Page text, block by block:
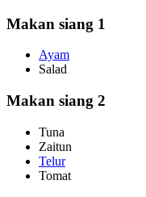
Makan siang 1
Ayam
Salad
Makan siang 2
Tuna
Zaitun
Telur
Tomat